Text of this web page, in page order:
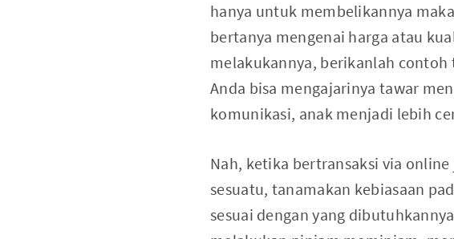
hanya untuk membelikannya
bertanya mengenai harga atau
melakukannya, berikanlah
Anda bisa mengajarinya tawar
komunikasi, anak menjadi lebih
Nah, ketika bertransaksi via
sesuatu, tanamakan kebiasaan
sesuai dengan yang